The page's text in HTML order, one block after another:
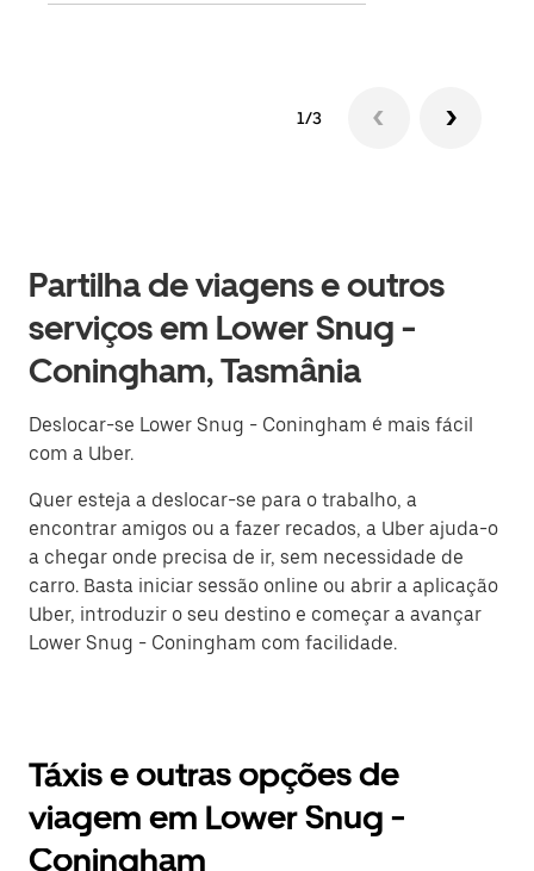
1/3
Partilha de viagens e outros
serviços em Lower Snug -
Coningham, Tasmânia
Deslocar-se Lower Snug - Coningham é mais fácil
com a Uber.
Quer esteja a deslocar-se para o trabalho, a
encontrar amigos ou a fazer recados, a Uber ajuda-o
a chegar onde precisa de ir, sem necessidade de
carro. Basta iniciar sessão online ou abrir a aplicação
Uber, introduzir o seu destino e começar a avançar
Lower Snug - Coningham com facilidade.
Táxis e outras opções de
viagem em Lower Snug -
Coningham